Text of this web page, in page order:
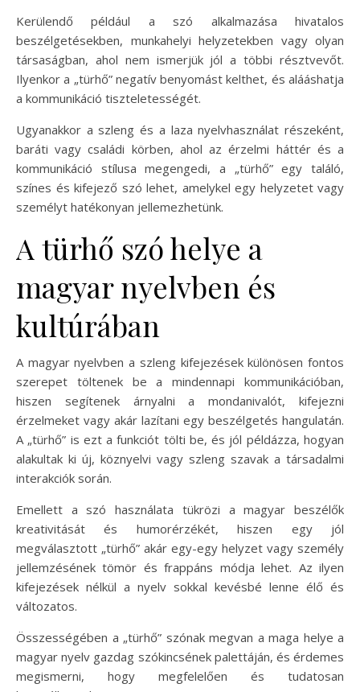
Kerülendő például a szó alkalmazása hivatalos
beszélgetésekben, munkahelyi helyzetekben vagy olyan
társaságban, ahol nem ismerjük jól a többi résztvevőt.
Ilyenkor a „türhő” negatív benyomást kelthet, és alááshatja
a kommunikáció tiszteletességét.
Ugyanakkor a szleng és a laza nyelvhasználat részeként,
baráti vagy családi körben, ahol az érzelmi háttér és a
kommunikáció stílusa megengedi, a „türhő” egy találó,
színes és kifejező szó lehet, amelykel egy helyzetet vagy
személyt hatékonyan jellemezhetünk.
A türhő szó helye a
magyar nyelvben és
kultúrában
A magyar nyelvben a szleng kifejezések különösen fontos
szerepet töltenek be a mindennapi kommunikációban,
hiszen segítenek árnyalni a mondanivalót, kifejezni
érzelmeket vagy akár lazítani egy beszélgetés hangulatán.
A „türhő” is ezt a funkciót tölti be, és jól példázza, hogyan
alakultak ki új, köznyelvi vagy szleng szavak a társadalmi
interakciók során.
Emellett a szó használata tükrözi a magyar beszélők
kreativitását és humorérzékét, hiszen egy jól
megválasztott „türhő” akár egy-egy helyzet vagy személy
jellemzésének tömör és frappáns módja lehet. Az ilyen
kifejezések nélkül a nyelv sokkal kevésbé lenne élő és
változatos.
Összességében a „türhő” szónak megvan a maga helye a
magyar nyelv gazdag szókincsének palettáján, és érdemes
megismerni, hogy megfelelően és tudatosan